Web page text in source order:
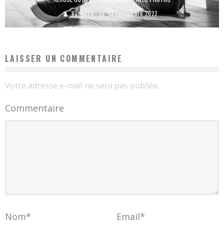
Vanessa 13 septembre 2022
LAISSER UN COMMENTAIRE
Votre adresse e-mail ne sera pas publiée.
Commentaire
Nom* Email*